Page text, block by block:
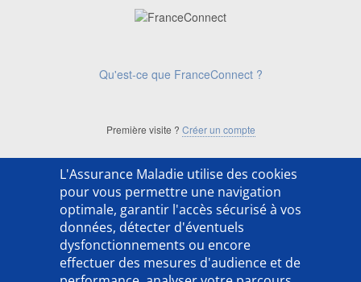
L'Assurance Maladie utilise des cookies
pour vous permettre une navigation
optimale, garantir l'accès sécurisé à vos
données, détecter d'éventuels
dysfonctionnements ou encore
effectuer des mesures d'audience et de
Qu'est-ce que FranceConnect ?
Première visite ? Créer un compte
['ACSO254202LX']